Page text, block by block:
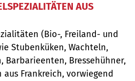
AUS
(Bio-, Freiland- und
Stubenküken, Wachteln,
Barbarieenten, Bressehühner,
aus Frankreich, vorwiegend